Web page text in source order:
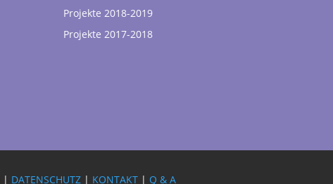
Projekte 2018-2019
Projekte 2017-2018
| DATENSCHUTZ | KONTAKT | Q & A